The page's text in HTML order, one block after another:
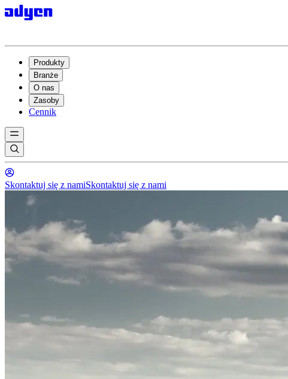
Produkty
Branże
O nas
Zasoby
Cennik
Skontaktuj się z namiSkontaktuj się z nami